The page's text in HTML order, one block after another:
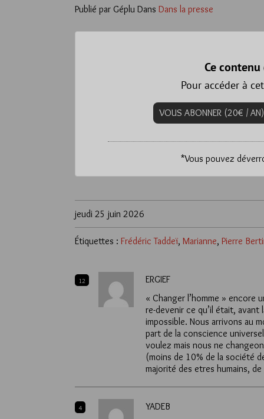
Publié par Géplu Dans Dans la presse
Ce
Pour accéder à
VOUS ABONNER (20€ / AN)
*Vous pouvez
jeudi 25 juin 2026
Étiquettes : Frédéric Taddeï, Marianne, Pierre
12 ERGIEF
« Changer l’homme » encore
re-devenir ce qu’il était,
impossible. Nous arrivons au
part de la conscience
voulez mais nous ne
(moins de 10% de la société
majorité des etres humains,
4 YADEB